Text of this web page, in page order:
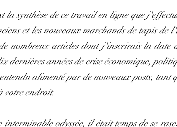
la synthèse de ce travail en ligne que
et les nouveaux marchands de tapis
nombreux articles dont j'inscrirais la
dernières années de crise économique,
alimenté par de nouveaux posts,
votre endroit.
interminable odyssée, il était temps de se